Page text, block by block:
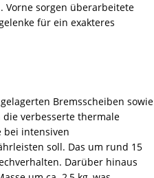
Vorne sorgen überarbeitete
für ein exakteres
Bremsscheiben sowie
verbesserte thermale
bei intensiven
soll. Das um rund 15
Darüber hinaus